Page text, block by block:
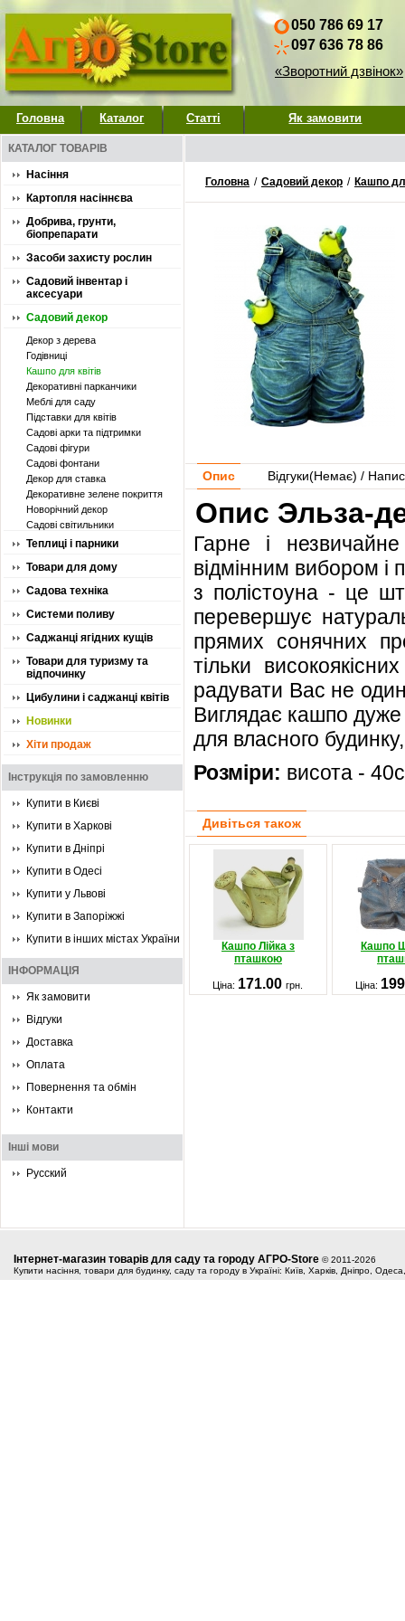
050 786 69 17
097 636 78 86
«Зворотний дзвінок»
Головна Каталог Статті Як замовити
КАТАЛОГ ТОВАРІВ
Насіння
Картопля насіннєва
Добрива, грунти,
біопрепарати
Засоби захисту рослин
Садовий інвентар і
аксесуари
Садовий декор
Декор з дерева
Годівниці
Кашпо для квітів
Декоративні парканчики
Меблі для саду
Підставки для квітів
Садові арки та підтримки
Садові фігури
Садові фонтани
Декор для ставка
Декоративне зелене покриття
Новорічний декор
Садові світильники
Теплиці і парники
Товари для дому
Садова техніка
Системи поливу
Саджанці ягідних кущів
Товари для туризму та
відпочинку
Цибулини і саджанці квітів
Новинки
Хіти продаж
Інструкція по замовленню
Купити в Києві
Купити в Харкові
Купити в Дніпрі
Купити в Одесі
Купити у Львові
Купити в Запоріжжі
Купити в інших містах України
ІНФОРМАЦІЯ
Як замовити
Відгуки
Доставка
Оплата
Повернення та обмін
Контакти
Інші мови
Русский
Головна / Садовий декор / Кашпо
Опис Відгуки(Немає) /
Опис Эльза-
Гарне і
відмінним вибором і
з полістоуна - це
перевершує
прямих сонячних
тільки
радувати Вас не один
Виглядає кашпо дуже
для власного
Розміри: висота -
Дивіться також
Кашпо Лійка з
пташкою
Кашпо
Ціна: 171.00грн. Ціна:
Інтернет-магазин товарів для саду та городу АГРО-Store © 2011-2026
Купити насіння, товари для будинку, саду та городу в Україні: Київ, Харків, Дніпро,